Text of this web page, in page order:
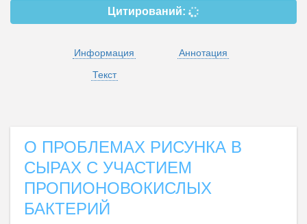
Цитирований:
Информация
Аннотация
Текст
О ПРОБЛЕМАХ РИСУНКА В
СЫРАХ С УЧАСТИЕМ
ПРОПИОНОВОКИСЛЫХ
БАКТЕРИЙ